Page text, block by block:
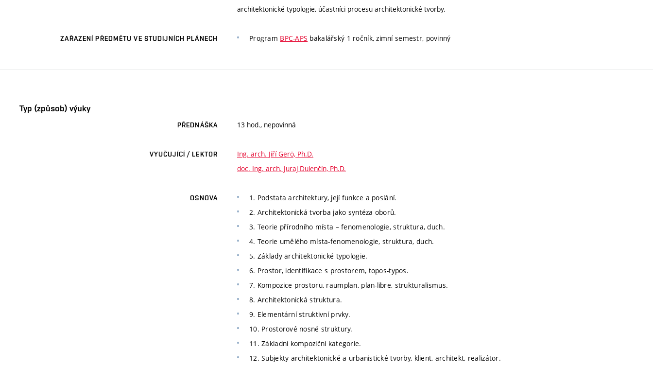
architektonické typologie, účastníci procesu architektonické tvorby.
ZAŘAZENÍ PŘEDMĚTU VE STUDIJNÍCH PLÁNECH Program BPC-APS bakalářský 1 ročník, zimní semestr, povinný
Typ (způsob) výuky
PŘEDNÁŠKA 13 hod., nepovinná
VYUČUJÍCÍ / LEKTOR
Ing. arch. Jiří Gerö, Ph.D.
doc. Ing. arch. Juraj Dulenčín, Ph.D.
OSNOVA
1. Podstata architektury, její funkce a poslání.
2. Architektonická tvorba jako syntéza oborů.
3. Teorie přírodního místa – fenomenologie, struktura, duch.
4. Teorie umělého místa-fenomenologie, struktura, duch.
5. Základy architektonické typologie.
6. Prostor, identifikace s prostorem, topos-typos.
7. Kompozice prostoru, raumplan, plan-libre, strukturalismus.
8. Architektonická struktura.
9. Elementární struktivní prvky.
10. Prostorové nosné struktury.
11. Základní kompoziční kategorie.
12. Subjekty architektonické a urbanistické tvorby, klient, architekt, realizátor.